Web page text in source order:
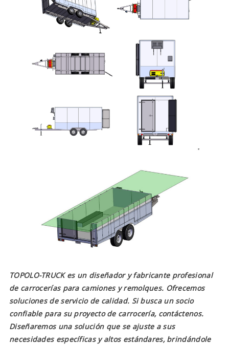
TOPOLO-TRUCK es un diseñador y fabricante profesional
de carrocerías para camiones y remolques. Ofrecemos
soluciones de servicio de calidad. Si busca un socio
confiable para su proyecto de carrocería, contáctenos.
Diseñaremos una solución que se ajuste a sus
necesidades específicas y altos estándares, brindándole